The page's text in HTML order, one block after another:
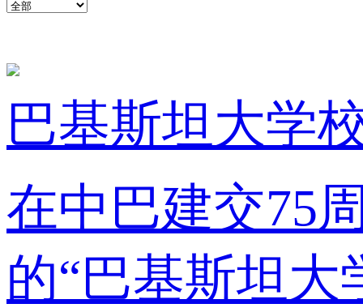
巴基斯坦大学
在中巴建交75
的“巴基斯坦大